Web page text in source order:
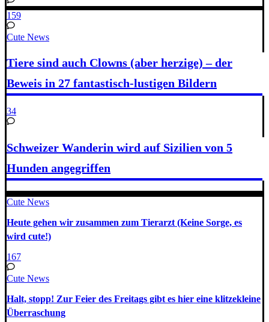
159
Cute News
Tiere sind auch Clowns (aber herzige) – der
Beweis in 27 fantastisch-lustigen Bildern
34
Schweizer Wanderin wird auf Sizilien von 5
Hunden angegriffen
Cute News
Heute gehen wir zusammen zum Tierarzt (Keine Sorge, es
wird cute!)
167
Cute News
Halt, stopp! Zur Feier des Freitags gibt es hier eine klitzekleine
Überraschung